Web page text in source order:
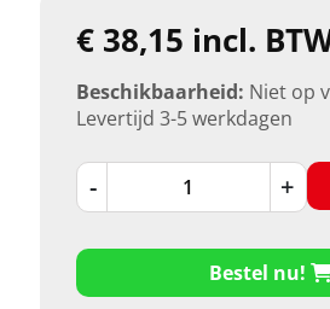
€ 38,15 incl.
Beschikbaarheid: Niet op
Levertijd 3-5 werkdagen
- +
Bestel nu!